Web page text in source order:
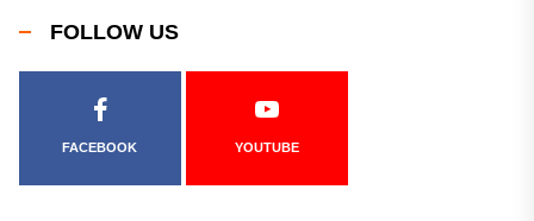
FOLLOW US
FACEBOOK YOUTUBE